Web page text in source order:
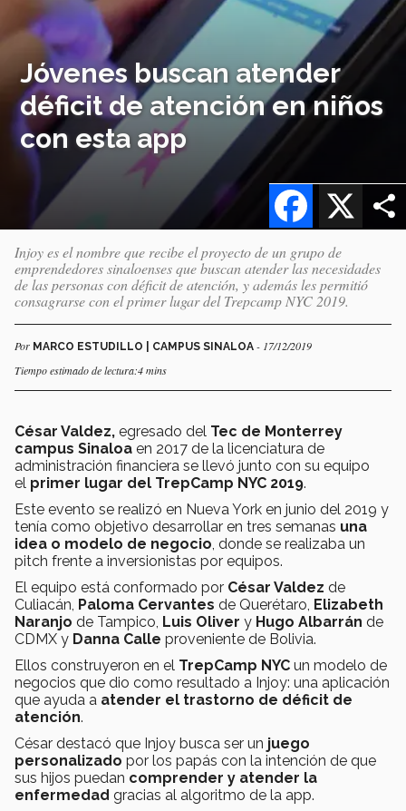
Jóvenes buscan atender
déficit de atención en niños
con esta app
X
Facebook
Injoy es el nombre que recibe el proyecto de un grupo de
emprendedores sinaloenses que buscan atender las necesidades
de las personas con déficit de atención, y además les permitió
consagrarse con el primer lugar del Trepcamp NYC 2019.
Por MARCO ESTUDILLO | CAMPUS SINALOA - 17/12/2019
Tiempo estimado de lectura:4 mins
César Valdez, egresado del Tec de Monterrey
campus Sinaloa en 2017 de la licenciatura de
administración financiera se llevó junto con su equipo
el primer lugar del TrepCamp NYC 2019.
Este evento se realizó en Nueva York en junio del 2019 y
tenía como objetivo desarrollar en tres semanas una
idea o modelo de negocio , donde se realizaba un
pitch frente a inversionistas por equipos.
El equipo está conformado por César Valdez de
Culiacán, Paloma Cervantes de Querétaro, Elizabeth
Naranjo de Tampico, Luis Oliver y Hugo Albarrán de
CDMX y Danna Calle proveniente de Bolivia.
Ellos construyeron en el TrepCamp NYC un modelo de
negocios que dio como resultado a Injoy: una aplicación
que ayuda a atender el trastorno de déficit de
atención.
César destacó que Injoy busca ser un juego
personalizado por los papás con la intención de que
sus hijos puedan comprender y atender la
enfermedad gracias al algoritmo de la app.